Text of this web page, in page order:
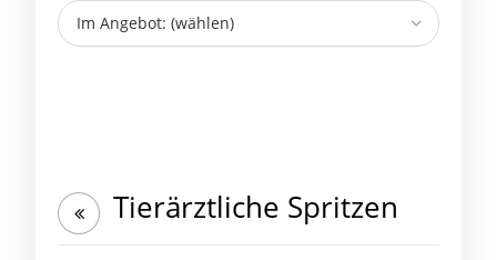
Im Angebot: (wählen)
Tierärztliche Spritzen